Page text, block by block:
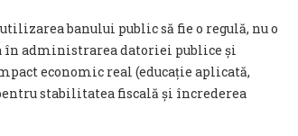
banului public să fie o regulă, nu o
în administrarea datoriei publice și
economic real (educație aplicată,
stabilitatea fiscală și încrederea